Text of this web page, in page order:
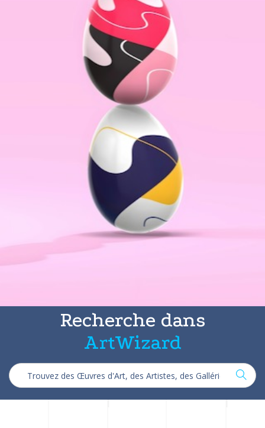
Recherche dans
ArtWizard